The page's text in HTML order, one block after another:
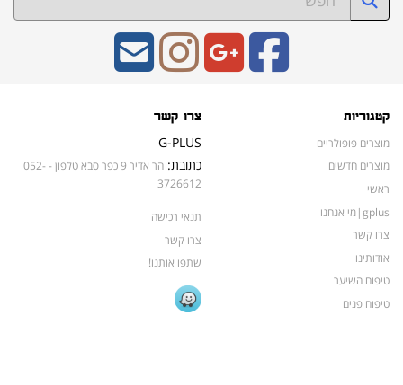
קטגוריות
מוצרים פופולריים
מוצרים חדשים
ראשי
gplus|מי אנחנו
צרו קשר
אודותינו
טיפוח השיער
טיפוח פנים
צרו קשר
G-PLUS
כתובת:
הר אדיר 9 כפר סבא טלפון - 052-
3726612
תנאי רכישה
צרו קשר
שתפו אותנו!